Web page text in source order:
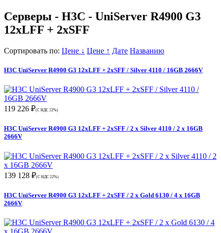
Серверы - H3C - UniServer R4900 G3
12xLFF + 2xSFF
Сортировать по: Цене ↓ Цене ↑ Дате Названию
H3C UniServer R4900 G3 12xLFF + 2xSFF / Silver 4110 / 16GB 2666V
119 226 ₽(С НДС 22%)
H3C UniServer R4900 G3 12xLFF + 2xSFF / 2 x Silver 4110 / 2 x 16GB
2666V
139 128 ₽(С НДС 22%)
H3C UniServer R4900 G3 12xLFF + 2xSFF / 2 x Gold 6130 / 4 x 16GB
2666V